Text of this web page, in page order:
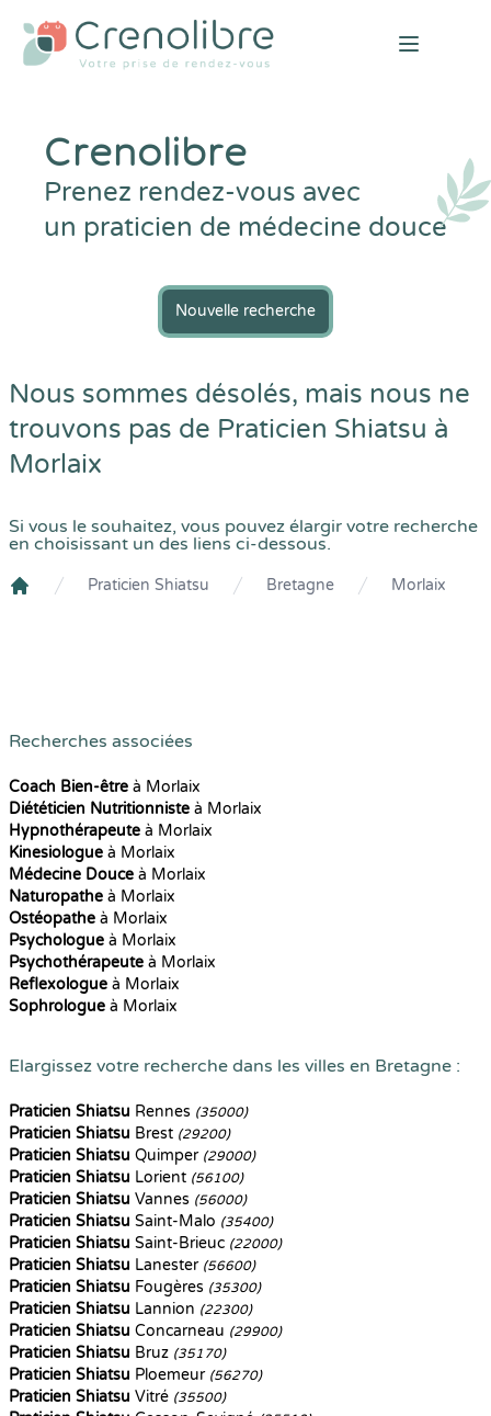
Open
Crenolibre
Prenez rendez-vous avec
un praticien de médecine douce
Nouvelle recherche
Nous sommes désolés, mais nous ne
trouvons pas de Praticien Shiatsu à
Morlaix
Si vous le souhaitez, vous pouvez élargir votre recherche
en choisissant un des liens ci-dessous.
Praticien Shiatsu Bretagne Morlaix
Recherches associées
Coach Bien-être à Morlaix
Diététicien Nutritionniste à Morlaix
Hypnothérapeute à Morlaix
Kinesiologue à Morlaix
Médecine Douce à Morlaix
Naturopathe à Morlaix
Ostéopathe à Morlaix
Psychologue à Morlaix
Psychothérapeute à Morlaix
Reflexologue à Morlaix
Sophrologue à Morlaix
Elargissez votre recherche dans les villes en Bretagne :
Praticien Shiatsu Rennes (35000)
Praticien Shiatsu Brest (29200)
Praticien Shiatsu Quimper (29000)
Praticien Shiatsu Lorient (56100)
Praticien Shiatsu Vannes (56000)
Praticien Shiatsu Saint-Malo (35400)
Praticien Shiatsu Saint-Brieuc (22000)
Praticien Shiatsu Lanester (56600)
Praticien Shiatsu Fougères (35300)
Praticien Shiatsu Lannion (22300)
Praticien Shiatsu Concarneau (29900)
Praticien Shiatsu Bruz (35170)
Praticien Shiatsu Ploemeur (56270)
Praticien Shiatsu Vitré (35500)